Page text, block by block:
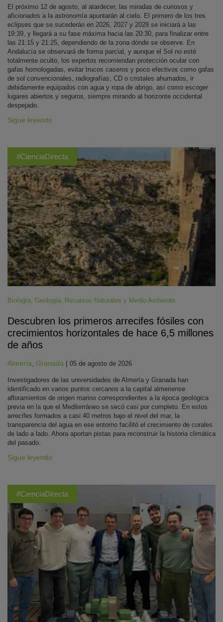
El próximo 12 de agosto, al atardecer, las miradas de curiosos y
aficionados a la astronomía apuntarán al cielo. El primero de los tres
eclipses que se sucederán en 2026, 2027 y 2028 se iniciará a las
19:39, y llegará a su fase máxima hacia las 20:30, para finalizar entre
las 21:15 y 21:25, dependiendo de la zona dónde se observe. En
Andalucía se observará de forma parcial, y aunque el Sol no esté
totalmente oculto, los expertos recomiendan protección ocular con
gafas homologadas, evitar trucos caseros y poco efectivos como gafas
de sol convencionales, radiografías, CD o cristales ahumados, ir
debidamente equipados con agua y ropa de abrigo, así como escoger
lugares abiertos y seguros, siempre mirando al horizonte occidental
despejado.
Sigue leyendo
#CienciaDirecta
Biología Geología Recursos Naturales y Medio Ambiente
Descubren los primeros arrecifes fósiles con
crecimientos horizontales de hace 6,5 millones
de años
Almería Granada | 05 de agosto de 2026
Investigadores de las universidades de Almería y Granada han
identificado en varios puntos cercanos a la capital almeriense
afloramientos de origen marino correspondientes a la época geológica
previa en la que el Mediterráneo se secó casi por completo. En estos
arrecifes formados a casi 40 metros bajo el nivel del mar, la
transparencia del agua en ese entorno facilitó el crecimiento de corales
de lado a lado. Ahora aportan pistas para reconstruir la historia climática
del pasado.
Sigue leyendo
#CienciaDirecta